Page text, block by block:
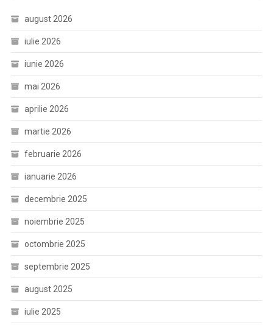
august 2026
iulie 2026
iunie 2026
mai 2026
aprilie 2026
martie 2026
februarie 2026
ianuarie 2026
decembrie 2025
noiembrie 2025
octombrie 2025
septembrie 2025
august 2025
iulie 2025